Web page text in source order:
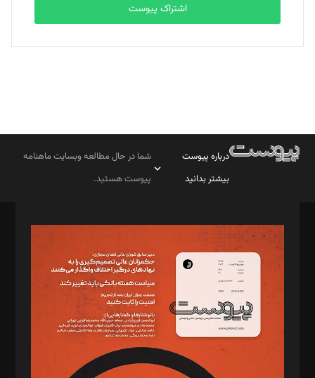
اشتراک پیوست
درباره پیوست
بیشتر بدانید
شما در حال مطالعه وبسایت ماهنامه
پیوست هستید.
مدیر مسئول: محمدباقر اثنی‌عشری
سردبیر: مهرک محمودی
دبیر تحریریه: میثم قاسمی
د‌بیر ناداستان: سمانه سمیع
د‌بیر خدمت و تجارت: ابوالفضل رجبی
د‌بیر حقوق فناوری: حسام‌الدین ایپکچی
د‌بیر پیوست جهان: مینا پاکدل
د‌بیر تحریریه آنلاین: بابک نقاش